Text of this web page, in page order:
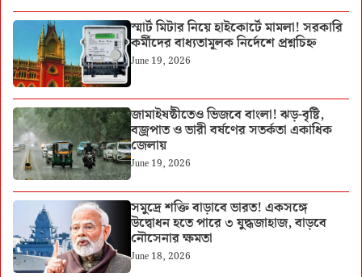
স্মার্ট মিটার নিয়ে হাইকোর্টে মামলা! সরকারি
কর্মীদের বাধ্যতামূলক নির্দেশে প্রশ্নচিহ্ন
June 19, 2026
জামাইষষ্ঠীতেও ভিজবে বাংলা! ঝড়-বৃষ্টি,
বজ্রপাত ও ভারী বর্ষণের সতর্কতা একাধিক
জেলায়
June 19, 2026
সমুদ্রে শক্তি বাড়াবে ভারত! একসঙ্গে
উদ্বোধন হতে পারে ৩ যুদ্ধজাহাজ, বাড়বে
নৌসেনার ক্ষমতা
June 18, 2026